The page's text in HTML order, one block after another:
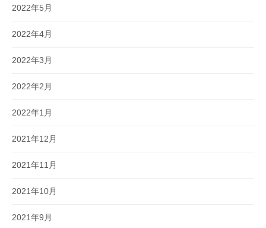
2022年5月
2022年4月
2022年3月
2022年2月
2022年1月
2021年12月
2021年11月
2021年10月
2021年9月